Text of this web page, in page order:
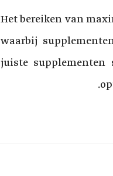
Het bereiken van
waarbij
juiste